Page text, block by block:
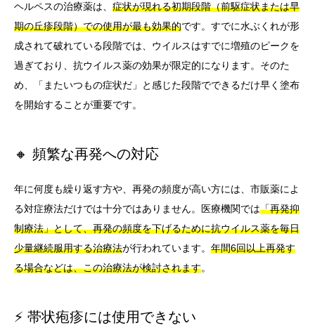
ヘルペスの治療薬は、 症状が現れる初期段階（前駆症状または早
期の丘疹段階）での使用が最も効果的です。すでに水ぶくれが形
成されて破れている段階では、ウイルスはすでに増殖のピークを
過ぎており、抗ウイルス薬の効果が限定的になります。そのた
め、「またいつもの症状だ」と感じた段階でできるだけ早く塗布
を開始することが重要です。
🔸 頻繁な再発への対応
年に何度も繰り返す方や、再発の頻度が高い方には、市販薬によ
る対症療法だけでは十分ではありません。医療機関では「再発抑
制療法」として、再発の頻度を下げるために抗ウイルス薬を毎日
少量継続服用する治療法が行われています。 年間6回以上再発す
る場合などは、この治療法が検討されます。
⚡ 帯状疱疹には使用できない